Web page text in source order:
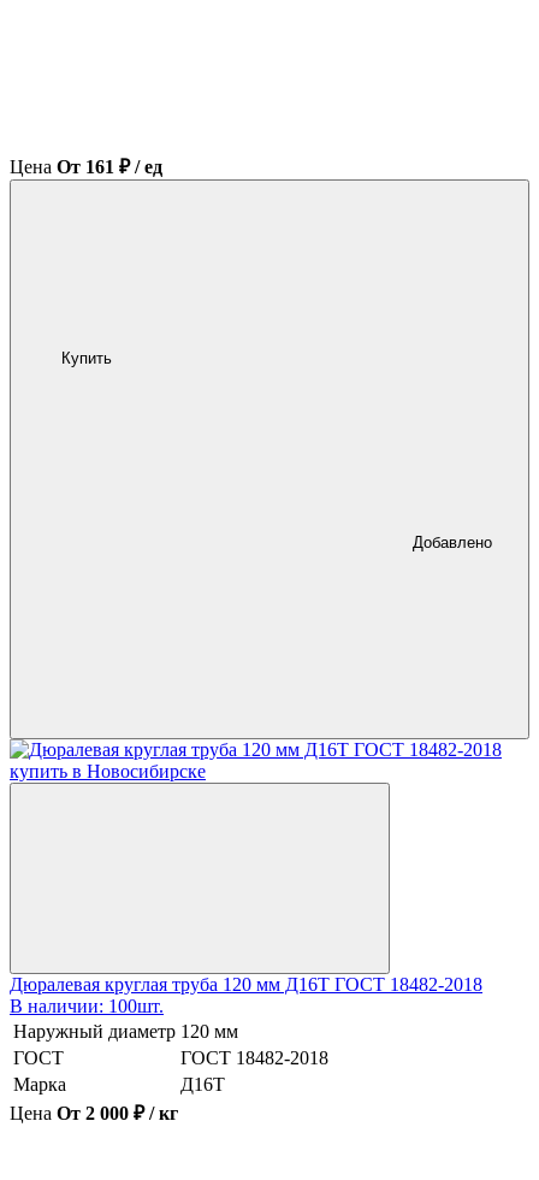
Цена От 161 ₽ / ед
Купить
Добавлено
Дюралевая круглая труба 120 мм Д16Т ГОСТ 18482-2018
В наличии: 100шт.
Наружный диаметр 120 мм
ГОСТ
ГОСТ 18482-2018
Марка
Д16Т
Цена От 2 000 ₽ / кг